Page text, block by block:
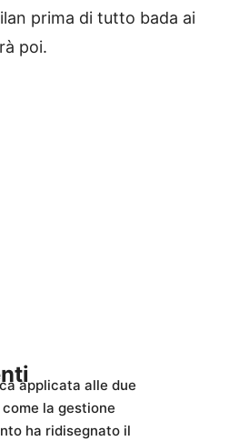
prima di tutto bada ai
poi.
applicata alle due
la gestione
ha ridisegnato il